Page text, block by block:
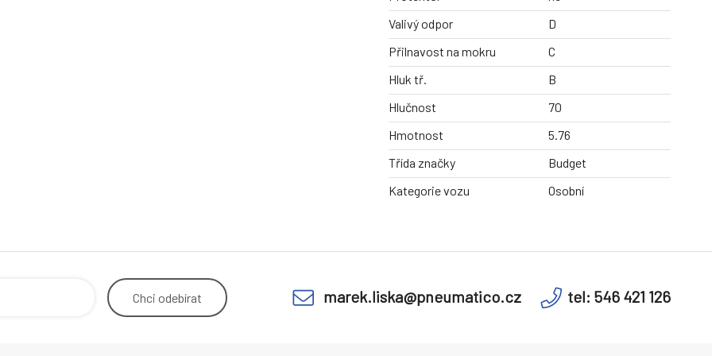
Valivý odpor
D
Přilnavost na mokru
C
Hluk tř.
B
Hlučnost
70
Hmotnost
5.76
Třída značky
Budget
Kategorie vozu
Osobní
Chci odebírat marek.liska@pneumatico.cz tel: 546 421 126